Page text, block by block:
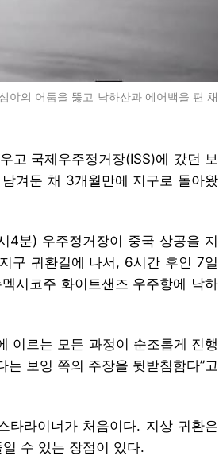
야의 어둠을 뚫고 낙하산과 에어백을 편 채
고 국제우주정거장(ISS)에 갔던 보
겨둔 채 3개월만에 지구로 돌아왔
4분) 우주정거장이 중국 상공을 지
구 귀환길에 나서, 6시간 후인 7일
시코주 화이트샌즈 우주항에 낙하
이르는 모든 과정이 순조롭게 진행
는 보잉 쪽의 주장을 뒷받침함다”고
타라이너가 처음이다. 지상 귀환은
수 있는 장점이 있다.